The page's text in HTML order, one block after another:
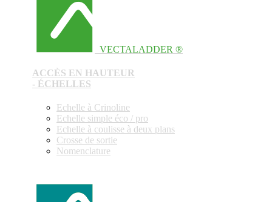
VECTALADDER ®
ACCÈS EN HAUTEUR
- ÉCHELLES
Echelle à Crinoline
Echelle simple éco / pro
Echelle à coulisse à deux plans
Crosse de sortie
Nomenclature